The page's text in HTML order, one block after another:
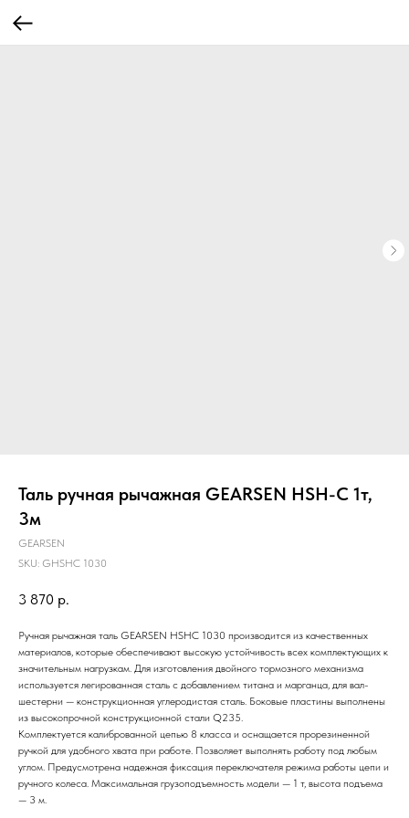
Таль ручная рычажная GEARSEN HSH-C 1т,
3м
GEARSEN
SKU: GHSHC 1030
3 870 р.
Ручная рычажная таль GEARSEN HSHC 1030 производится из качественных
материалов, которые обеспечивают высокую устойчивость всех комплектующих к
значительным нагрузкам. Для изготовления двойного тормозного механизма
используется легированная сталь с добавлением титана и марганца, для вал-
шестерни — конструкционная углеродистая сталь. Боковые пластины выполнены
из высокопрочной конструкционной стали Q235.
Комплектуется калиброванной цепью 8 класса и оснащается прорезиненной
ручкой для удобного хвата при работе. Позволяет выполнять работу под любым
углом. Предусмотрена надежная фиксация переключателя режима работы цепи и
ручного колеса. Максимальная грузоподъемность модели — 1 т, высота подъема
— 3 м.